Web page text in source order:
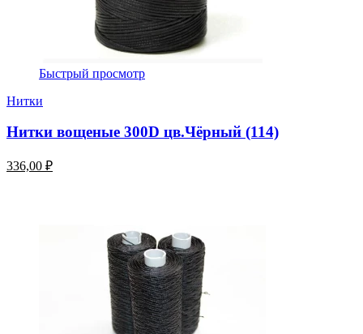
Быстрый просмотр
Нитки
Нитки вощеные 300D цв.Чёрный (114)
336,00 ₽